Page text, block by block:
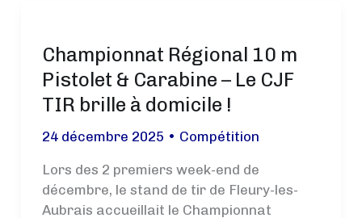
Championnat
de
Championnat Régional 10 m
Pistolet & Carabine – Le CJF
TIR brille à domicile !
24 décembre 2025 • Compétition
Lors des 2 premiers week-end de
décembre, le stand de tir de Fleury-les-
Aubrais accueillait le Championnat